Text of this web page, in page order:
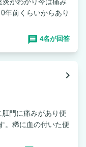
年前くらいからあり
4名が回答
navigate_next
門に痛みがあり便
。稀に血の付いた便